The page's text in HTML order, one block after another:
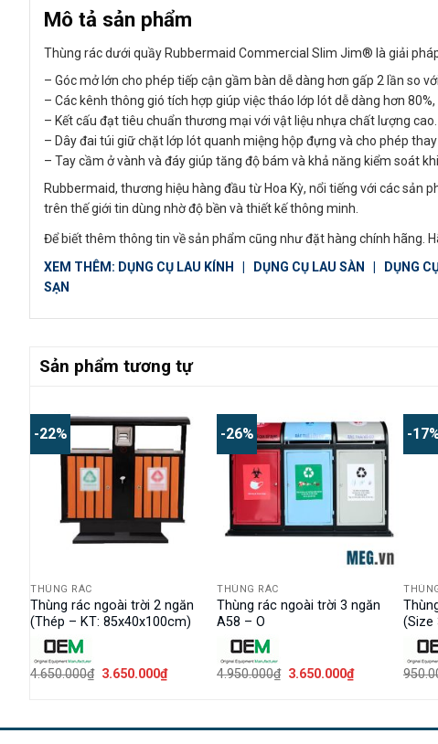
Mô tả sản phẩm
Thùng rác dưới quầy Rubbermaid Commercial Slim Jim® là giải
– Góc mở lớn cho phép tiếp cận gầm bàn dễ dàng hơn gấp 2 lần so
– Các kênh thông gió tích hợp giúp việc tháo lớp lót dễ dàng hơn
– Kết cấu đạt tiêu chuẩn thương mại với vật liệu nhựa chất lượng cao.
– Dây đai túi giữ chặt lớp lót quanh miệng hộp đựng và cho phép
– Tay cầm ở vành và đáy giúp tăng độ bám và khả năng kiểm soát
Rubbermaid, thương hiệu hàng đầu từ Hoa Kỳ, nổi tiếng với các sản
trên thế giới tin dùng nhờ độ bền và thiết kế thông minh.
Để biết thêm thông tin về sản phẩm cũng như đặt hàng chính hãng.
XEM THÊM: DỤNG CỤ LAU KÍNH DỤNG CỤ LAU SÀN DỤNG
SẠN
Sản phẩm tương tự
-22%
THÙNG RÁC
Thùng rác ngoài trời 2 ngăn
(Thép – KT: 85x40x100cm)
4.650.000₫ Giá
3.650.000₫Giá
hiện
3.650.000₫.
-26%
THÙNG RÁC
Thùng rác ngoài trời 3 ngăn
A58 – O
4.950.000₫ Giá
3.650.000₫Giá
hiện
3.650.000₫.
-
(Size